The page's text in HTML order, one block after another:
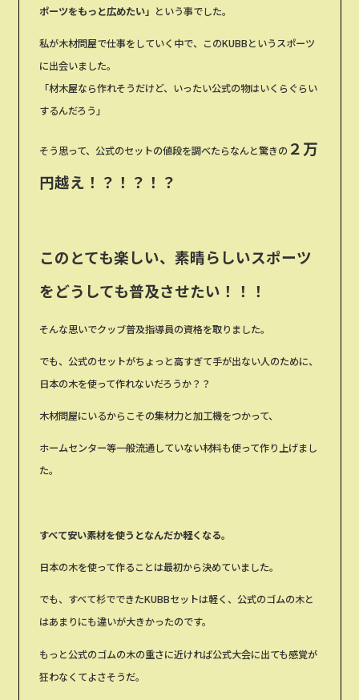
ポーツをもっと広めたい」 という事でした。
私が木材問屋で仕事をしていく中で、このKUBBというスポーツ
に出会いました。
「材木屋なら作れそうだけど、いったい公式の物はいくらぐらい
するんだろう」
そう思って、公式のセットの値段を調べたらなんと驚きの ２万
円越え！？！？！？
このとても楽しい、素晴らしいスポーツ
をどうしても普及させたい！！！
そんな思いでクッブ普及指導員の資格を取りました。
でも、公式のセットがちょっと高すぎて手が出ない人のために、
日本の木を使って作れないだろうか？？
木材問屋にいるからこその集材力と加工機をつかって、
ホームセンター等一般流通していない材料も使って作り上げまし
た。
すべて安い素材を使うとなんだか軽くなる。
日本の木を使って作ることは最初から決めていました。
でも、すべて杉でできたKUBBセットは軽く、公式のゴムの木と
はあまりにも違いが大きかったのです。
もっと公式のゴムの木の重さに近ければ公式大会に出ても感覚が
狂わなくてよさそうだ。